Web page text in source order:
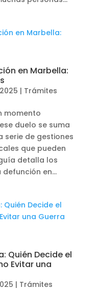
en Marbella:
| Trámites
momento
duelo se suma
serie de gestiones
que pueden
detalla los
en...
Quién Decide el
Evitar una
| Trámites